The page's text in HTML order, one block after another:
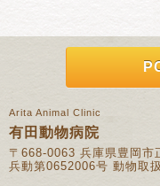
Arita Animal Clinic
有田動物病院
〒668-0063 兵庫県豊岡市
兵動第0652006号 動物取